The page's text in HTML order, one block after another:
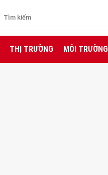
THỊ TRƯỜNG MÔI TRƯỜNG